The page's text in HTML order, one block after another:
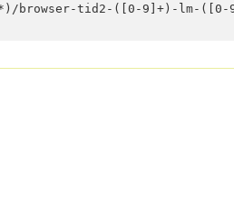
browser-tid2-([0-9]+)-lm-([0-